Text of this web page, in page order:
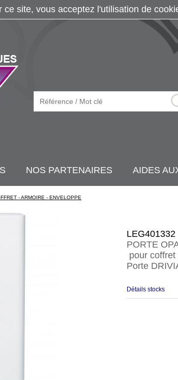
NOS PARTENAIRES AIDES
- ARMOIRE - ENVELOPPE
LEG401332
PORTE
pour
Porte
Détails stocks
ce site, vous acceptez l'utilisation de